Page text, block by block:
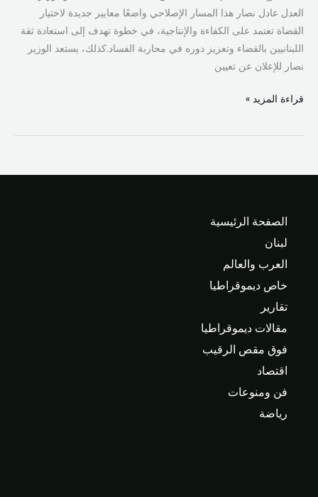
العدل عادل نصار هذا المسار الإصلاحي واضعًا معايير جديدة لاختيار
القضاة تعتمد على الكفاءة والإنتاجية، في خطوة تهدف إلى استعادة ثقة
اللبنانيين بالقضاء وتعزيز دوره في محاربة الفساد.كذلك، يستعد الوزير
نصار للإعلان عن تعيين
قراءة المزيد »
الصفحة الرئيسية
لبنان
العرب والعالم
خاص ديموقراطيا
تقارير
مقالات ديموقراطيا
فوق مقص الرقيب
اقتصاد
فن ومنوعات
رياضة